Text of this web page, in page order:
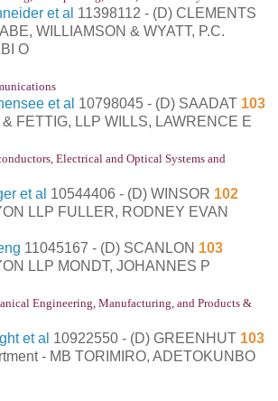
et al 11398112 - (D) CLEMENTS
WILLIAMSON & WYATT, P.C.
O
et al 10798045 - (D) SAADAT 103
FETTIG, LLP WILLS, LAWRENCE E
Electrical and Optical Systems and
et al 10544406 - (D) WINSOR 102
LLP FULLER, RODNEY EVAN
11045167 - (D) SCANLON 103
LLP MONDT, JOHANNES P
Engineering, Manufacturing, and Products &
et al 10922550 - (D) GREENHUT 103
- MB TORIMIRO, ADETOKUNBO